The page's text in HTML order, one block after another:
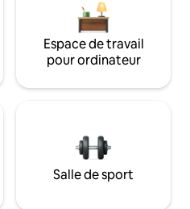
Espace de travail
pour ordinateur
Salle de sport